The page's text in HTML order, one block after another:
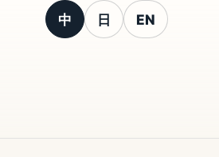
中 日 EN